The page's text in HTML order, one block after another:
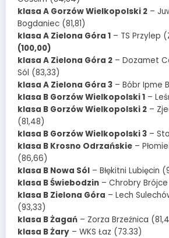
klasa A Gorzów Wielkopolski 2 –
Bogdaniec (81,81)
klasa A Zielona Góra 1 – TS Przylep
(100,00)
klasa A Zielona Góra 2 – Dozamet
Sól (83,33)
klasa A Zielona Góra 3 – Bóbr Ipme
klasa B Gorzów Wielkopolski 1 –
klasa B Gorzów Wielkopolski 2 –
(81,48)
klasa B Gorzów Wielkopolski 3 –
klasa B Krosno Odrzańskie –
(86,66)
klasa B Nowa Sól – Błękitni Lubięcin
klasa B Świebodzin – Chrobry
klasa B Zielona Góra – Lech
(93,33)
klasa B Żagań – Zorza Brzeźnica
klasa B Żary – WKS Łaz (73.33)